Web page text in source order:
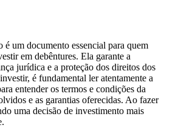
é um documento essencial para quem
em debêntures. Ela garante a
jurídica e a proteção dos direitos dos
é fundamental ler atentamente a
entender os termos e condições da
e as garantias oferecidas. Ao fazer
uma decisão de investimento mais